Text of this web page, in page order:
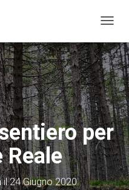
A
V
I
G
A
Z
I
O
N
E
T
O
G
per
Reale
il24 Giugno 2020